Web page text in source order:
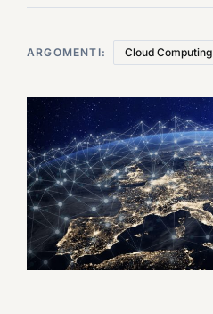
ARGOMENTI: Cloud Computing